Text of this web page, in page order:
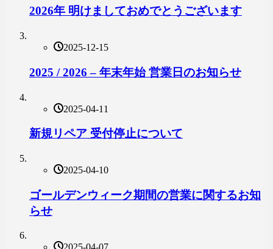
2026年 明けましておめでとうございます
2025-12-15
2025 / 2026 – 年末年始 営業日のお知らせ
2025-04-11
新規リペア 受付停止について
2025-04-10
ゴールデンウィーク期間の営業に関するお知
らせ